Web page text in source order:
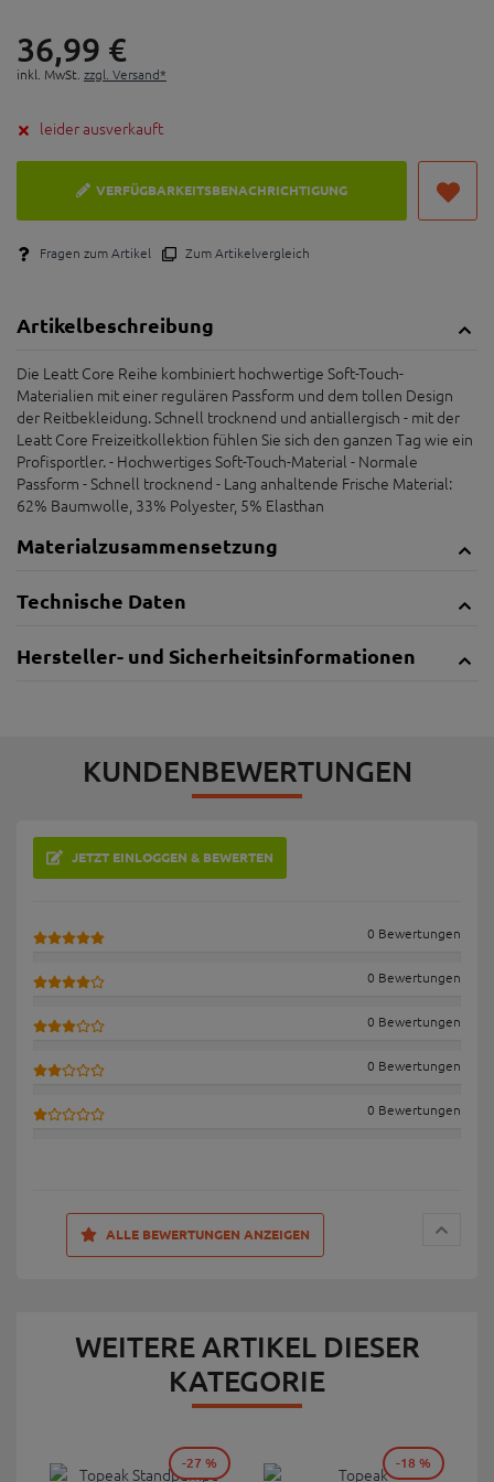
36,99 €
inkl. MwSt. zzgl. Versand*
leider ausverkauft
VERFÜGBARKEITSBENACHRICHTIGUNG
Fragen zum Artikel Zum Artikelvergleich
Artikelbeschreibung
Die Leatt Core Reihe kombiniert hochwertige Soft-Touch-
Materialien mit einer regulären Passform und dem tollen Design
der Reitbekleidung. Schnell trocknend und antiallergisch - mit der
Leatt Core Freizeitkollektion fühlen Sie sich den ganzen Tag wie ein
Profisportler. - Hochwertiges Soft-Touch-Material - Normale
Passform - Schnell trocknend - Lang anhaltende Frische Material:
62% Baumwolle, 33% Polyester, 5% Elasthan
Materialzusammensetzung
Technische Daten
Hersteller- und Sicherheitsinformationen
KUNDENBEWERTUNGEN
JETZT EINLOGGEN & BEWERTEN
0 Bewertungen
0 Bewertungen
0 Bewertungen
0 Bewertungen
0 Bewertungen
ALLE BEWERTUNGEN ANZEIGEN
WEITERE ARTIKEL DIESER
KATEGORIE
-27 % -18 %